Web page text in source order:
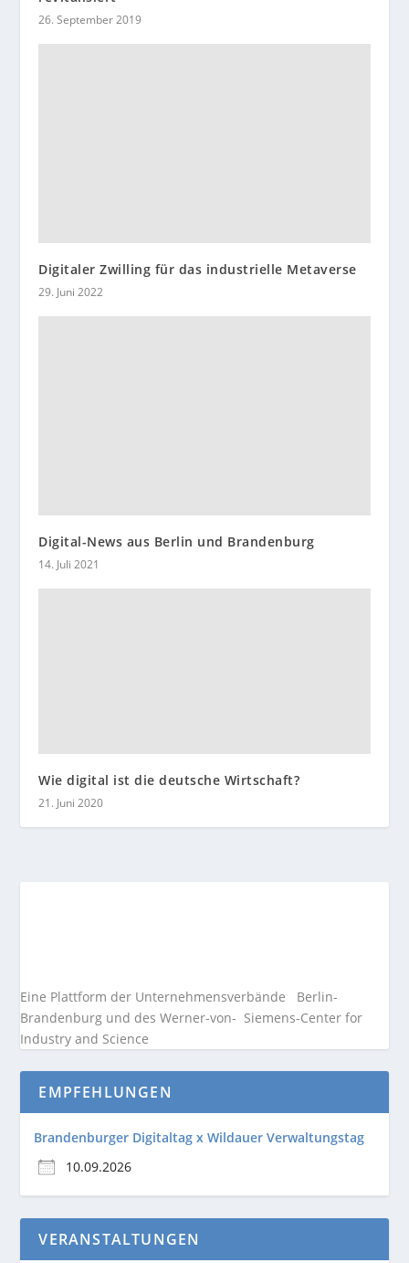
26. September 2019
Digitaler Zwilling für das industrielle Metaverse
29. Juni 2022
Digital-News aus Berlin und Brandenburg
14. Juli 2021
Wie digital ist die deutsche Wirtschaft?
21. Juni 2020
Eine Plattform der Unternehmensverbände Berlin-
Brandenburg und des Werner-von- Siemens-Center for
Industry and Science
EMPFEHLUNGEN
Brandenburger Digitaltag x Wildauer Verwaltungstag
10.09.2026
VERANSTALTUNGEN